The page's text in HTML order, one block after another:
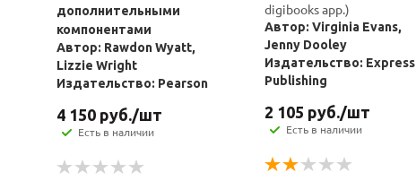
дополнительными
компонентами
Автор: Rawdon Wyatt,
Lizzie Wright
Издательство: Pearson
4 150 руб./шт
Есть в наличии
digibooks app.)
Автор: Virginia Evans,
Jenny Dooley
Издательство: Express
Publishing
2 105 руб./шт
Есть в наличии